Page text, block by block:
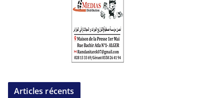
Articles récents